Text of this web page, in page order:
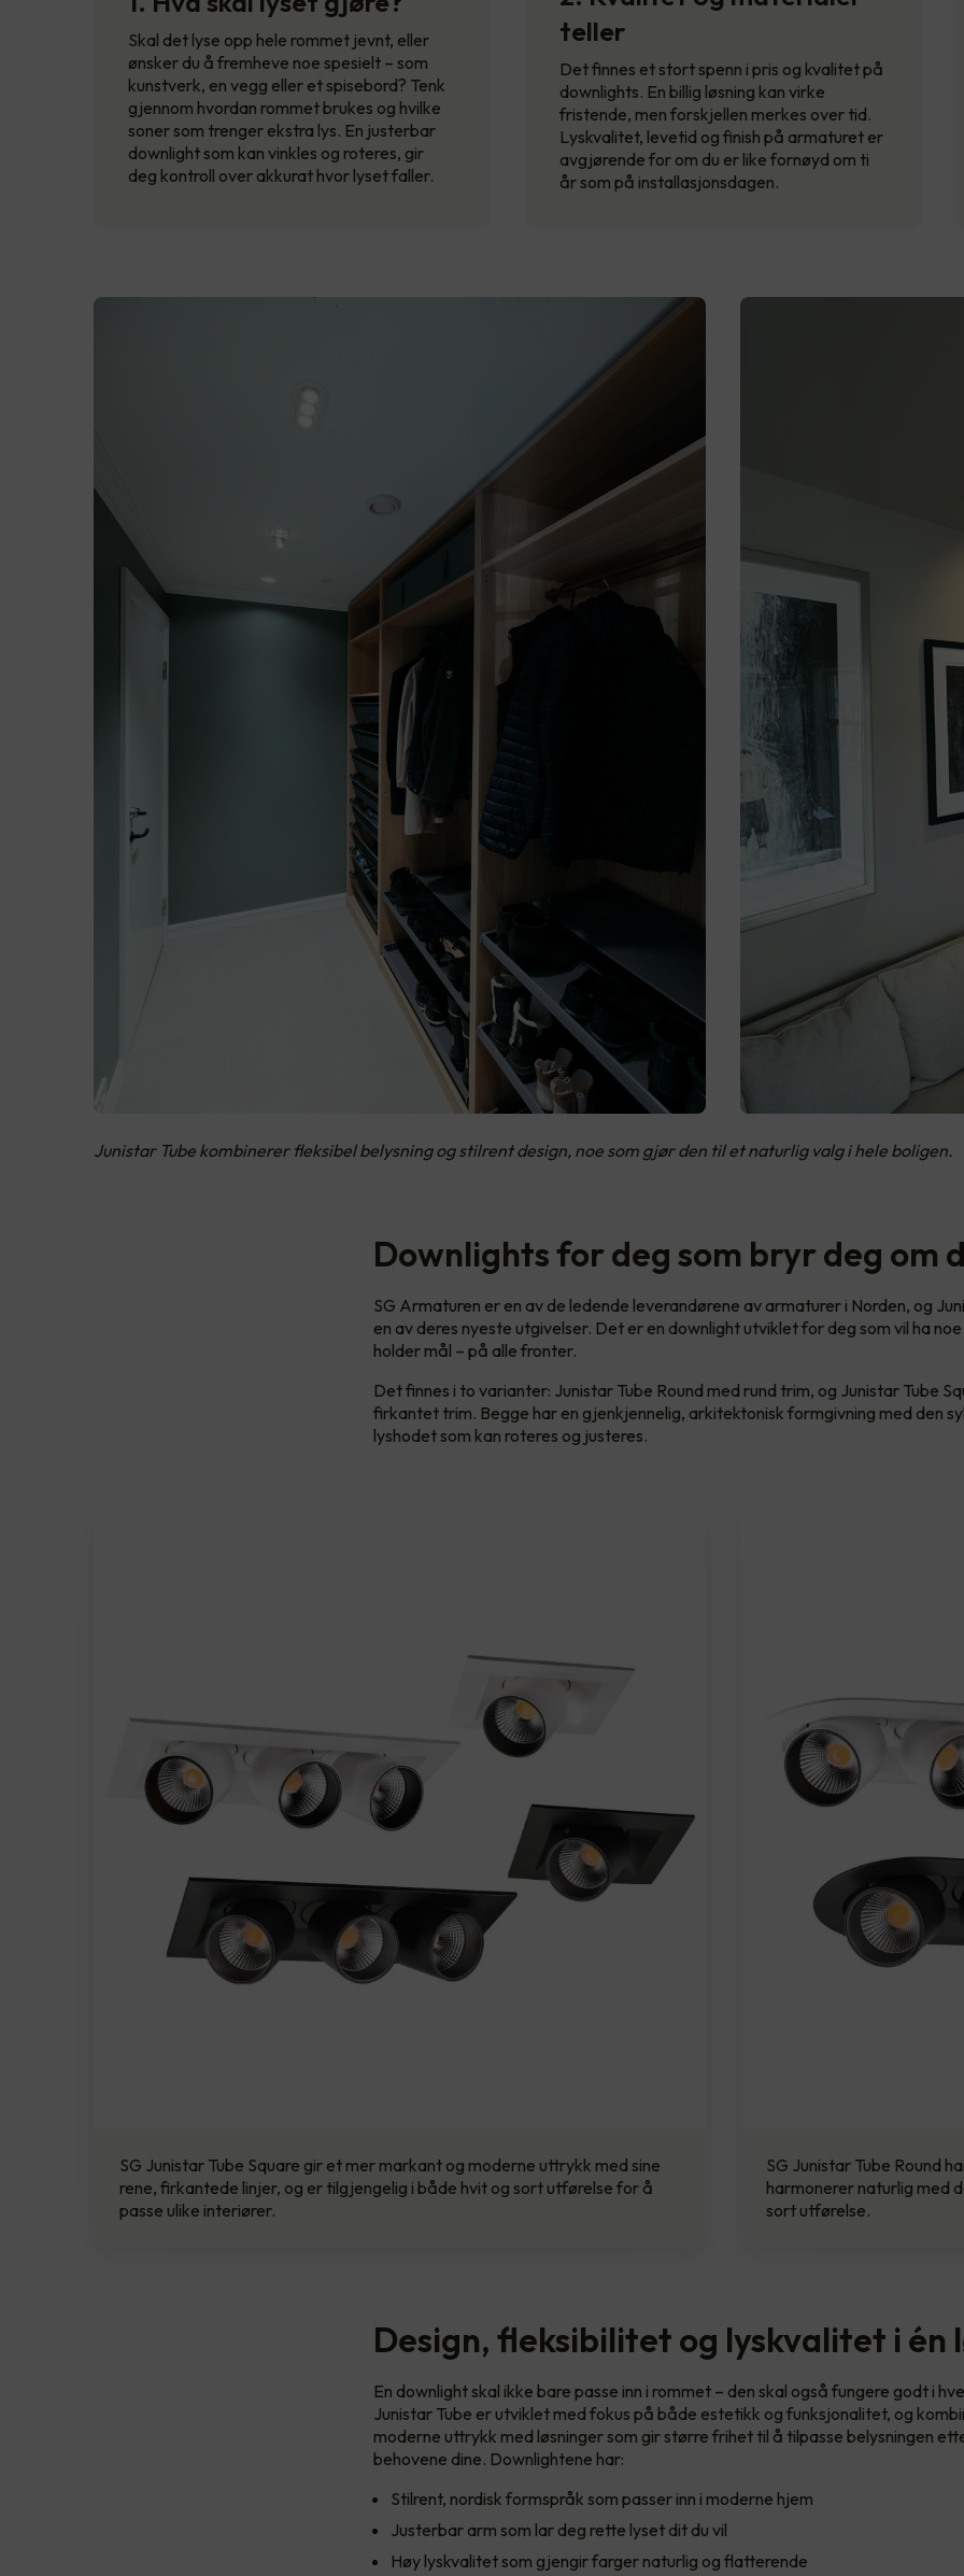
Skal det lyse opp hele rommet jevnt, eller
ønsker du å fremheve noe spesielt – som
kunstverk, en vegg eller et spisebord? Tenk
gjennom hvordan rommet brukes og hvilke
soner som trenger ekstra lys. En justerbar
downlight som kan vinkles og roteres, gir
deg kontroll over akkurat hvor lyset faller.
teller
Det finnes et stort spenn i pris og kvalitet på
downlights. En billig løsning kan virke
fristende, men forskjellen merkes over tid.
Lyskvalitet, levetid og finish på armaturet er
avgjørende for om du er like fornøyd om ti
år som på installasjonsdagen.
Junistar Tube kombinerer fleksibel belysning og stilrent design, noe som gjør den til et naturlig valg i hele boligen.
Downlights for deg som bryr deg om
SG Armaturen er en av de ledende leverandørene av armaturer i Norden, og
en av deres nyeste utgivelser. Det er en downlight utviklet for deg som vil ha
holder mål – på alle fronter.
Det finnes i to varianter: Junistar Tube Round med rund trim, og Junistar Tube
firkantet trim. Begge har en gjenkjennelig, arkitektonisk formgivning med den
lyshodet som kan roteres og justeres.
SG Junistar Tube Square gir et mer markant og moderne uttrykk med sine
rene, firkantede linjer, og er tilgjengelig i både hvit og sort utførelse for å
passe ulike interiører.
SG Junistar Tube Round
harmonerer naturlig med
sort utførelse.
Design, fleksibilitet og lyskvalitet i én
En downlight skal ikke bare passe inn i rommet – den skal også fungere godt i
Junistar Tube er utviklet med fokus på både estetikk og funksjonalitet, og
moderne uttrykk med løsninger som gir større frihet til å tilpasse belysningen
behovene dine. Downlightene har:
Stilrent, nordisk formspråk som passer inn i moderne hjem
Justerbar arm som lar deg rette lyset dit du vil
Høy lyskvalitet som gjengir farger naturlig og flatterende